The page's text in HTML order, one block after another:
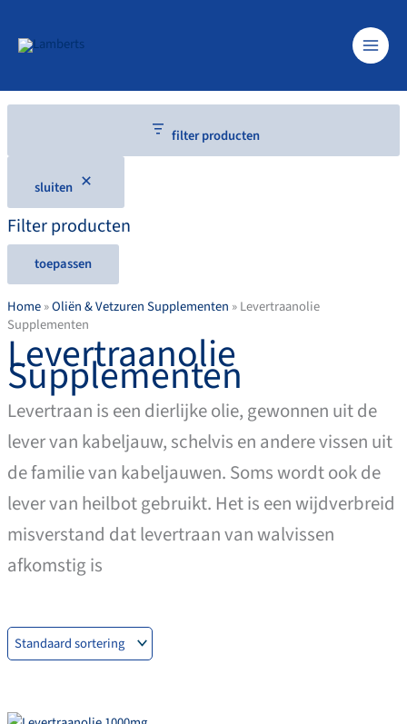
filter producten
sluiten
Filter producten
toepassen
Home»Oliën & Vetzuren Supplementen »Levertraanolie
Supplementen
Levertraanolie
Supplementen
Levertraan is een dierlijke olie, gewonnen uit de
lever van kabeljauw, schelvis en andere vissen uit
de familie van kabeljauwen. Soms wordt ook de
lever van heilbot gebruikt. Het is een wijdverbreid
misverstand dat levertraan van walvissen
afkomstig is